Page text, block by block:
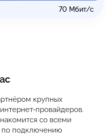
70 Мбит/с
крупных
провайдеров.
со всеми
подключению